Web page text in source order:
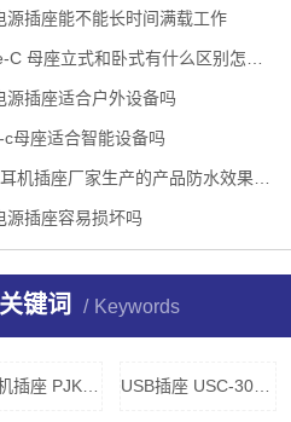
源插座能不能长时间满载工作
C 母座立式和卧式有什么区别怎么选
源插座适合户外设备吗
c母座适合智能设备吗
机插座厂家生产的产品防水效果达标吗
源插座容易损坏吗
键词 Keywords
USB插座 USC-300040